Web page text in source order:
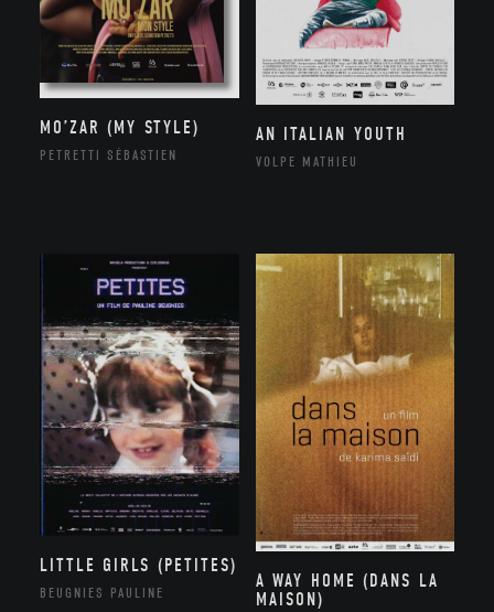
MO’ZAR (MY STYLE)
PETRETTI SÉBASTIEN
AN ITALIAN YOUTH
VOLPE MATHIEU
LITTLE GIRLS (PETITES)
BEUGNIES PAULINE
A WAY HOME (DANS LA
MAISON)